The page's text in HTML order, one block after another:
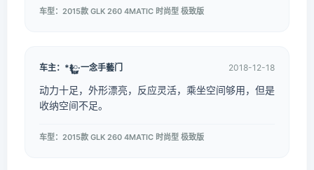
车型：2015款 GLK 260 4MATIC 时尚型 极致版
车主：*࿅࿆·一念手藝门 2018-12-18
动力十足，外形漂亮，反应灵活，乘坐空间够用，但是
收纳空间不足。
车型：2015款 GLK 260 4MATIC 时尚型 极致版